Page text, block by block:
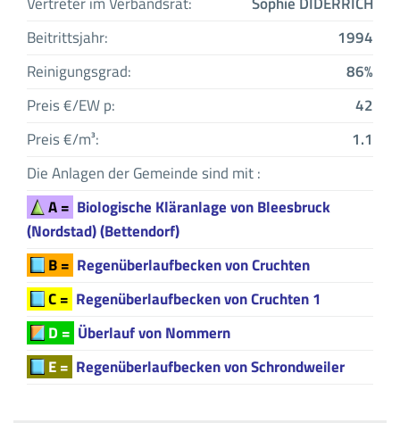
Beitrittsjahr:
1994
Reinigungsgrad:
86%
Preis €/EW p:
42
Preis €/m³:
1.1
Die Anlagen der Gemeinde sind mit :
A = Biologische Kläranlage von Bleesbruck
(Nordstad) (Bettendorf)
B = Regenüberlaufbecken von Cruchten
C = Regenüberlaufbecken von Cruchten 1
D = Überlauf von Nommern
E = Regenüberlaufbecken von Schrondweiler